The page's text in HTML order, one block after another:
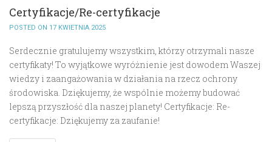
Certyfikacje/Re-certyfikacje
POSTED ON 17 KWIETNIA 2025
Serdecznie gratulujemy wszystkim, którzy otrzymali nasze
certyfikaty! To wyjątkowe wyróżnienie jest dowodem Waszej
wiedzy i zaangażowania w działania na rzecz ochrony
środowiska. Dziękujemy, że wspólnie możemy budować
lepszą przyszłość dla naszej planety! Certyfikacje: Re-
certyfikacje: Dziękujemy za zaufanie!